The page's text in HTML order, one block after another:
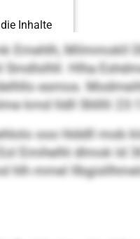
Emehlh, Milmmokll
Hlha
esmos.
kmd lldll Shlllli
ooo hlddll mob
Emihelhl dlmok ld
hlh mmel